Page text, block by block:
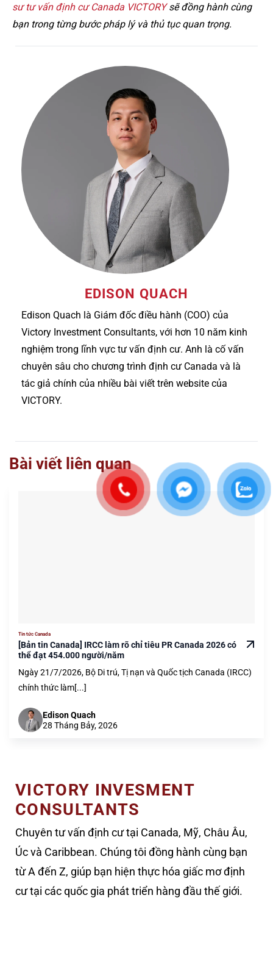
sư tư vấn định cư Canada VICTORYsẽ đồng hành cùng
bạn trong từng bước pháp lý và thủ tục quan trọng.
EDISON QUACH
Edison Quach là Giám đốc điều hành (COO) của
Victory Investment Consultants, với hơn 10 năm kinh
nghiệm trong lĩnh vực tư vấn định cư. Anh là cố vấn
chuyên sâu cho chương trình định cư Canada và là
tác giả chính của nhiều bài viết trên website của
VICTORY.
Bài viết liên quan
Tin tức Canada
[Bản tin Canada] IRCC làm rõ chỉ tiêu PR Canada 2026 có
thể đạt 454.000 người/năm
Ngày 21/7/2026, Bộ Di trú, Tị nạn và Quốc tịch Canada (IRCC)
chính thức làm[...]
Edison Quach
28 Tháng Bảy, 2026
VICTORY INVESMENT
CONSULTANTS
Chuyên tư vấn định cư tại Canada, Mỹ, Châu Âu,
Úc và Caribbean. Chúng tôi đồng hành cùng bạn
từ A đến Z, giúp bạn hiện thực hóa giấc mơ định
cư tại các quốc gia phát triển hàng đầu thế giới.